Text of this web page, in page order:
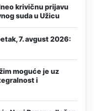
krivičnu prijavu
suda u Užicu
7. avgust 2026:
moguće je uz
i